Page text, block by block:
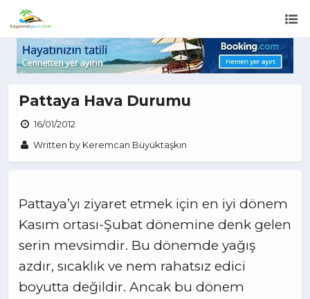
Pattaya Hava Durumu
16/01/2012
Written by Keremcan Büyüktaşkın
Pattaya’yı ziyaret etmek için en iyi dönem
Kasım ortası-Şubat dönemine denk gelen
serin mevsimdir. Bu dönemde yağış
azdır, sıcaklık ve nem rahatsız edici
boyutta değildir. Ancak bu dönem